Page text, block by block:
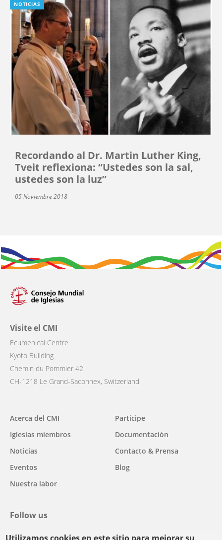
NOTICIAS
Recordando al Dr. Martin Luther King,
Tveit reflexiona: “Ustedes son la sal,
ustedes son la luz”
05 Noviembre 2018
Visite el CMI
Ecumenical Centre
Kyoto Building
Chemin du Pommier 42
CH-1218 Le Grand-Saconnex, Switzerland
Main
navigation
Acerca del CMI
Iglesias miembros
Noticias
Eventos
Nuestra labor
Participe
Documentación
Contacto & Prensa
Blog
Follow us